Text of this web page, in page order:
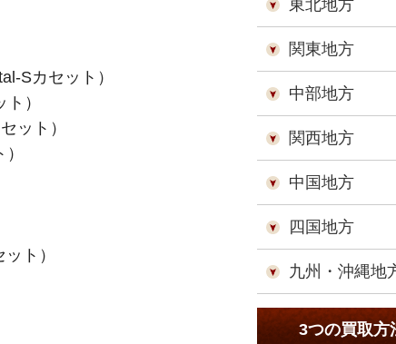
Sカセット）
）
ット）
ト）
東北地方
関東地方
中部地方
関西地方
中国地方
四国地方
九州・沖縄地
3つの買取方